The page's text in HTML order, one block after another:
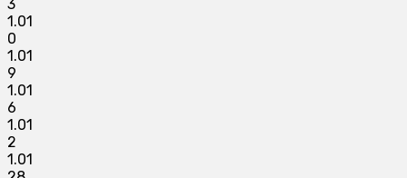
3
1.01
0
1.01
9
1.01
6
1.01
2
1.01